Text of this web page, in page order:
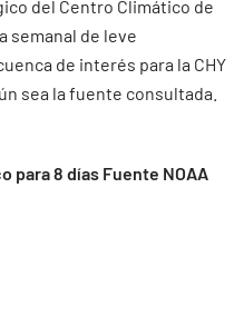
del Centro Climático de
semanal de leve
de interés para la CHY
sea la fuente consultada.
8 días Fuente NOAA